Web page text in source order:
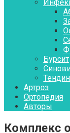
Бурсит
Артроз
Ортопедия
Авторы
Комплекс